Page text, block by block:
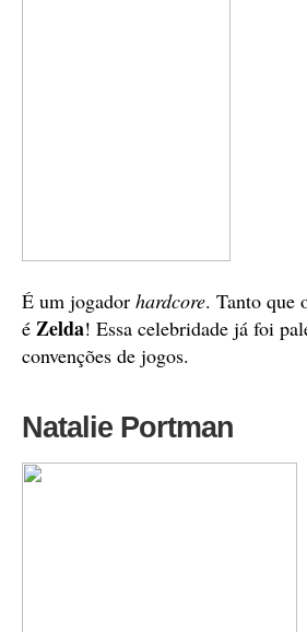
É um jogador hardcore. Tanto que
é Zelda! Essa celebridade já foi
convenções de jogos.
Natalie Portman